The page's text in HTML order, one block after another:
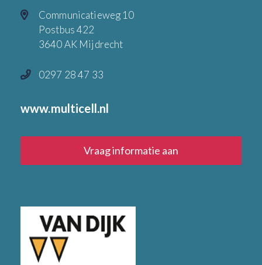
Communicatieweg 10
Postbus 422
3640 AK Mijdrecht
0297 28 47 33
www.multicell.nl
Vraag informatie aan